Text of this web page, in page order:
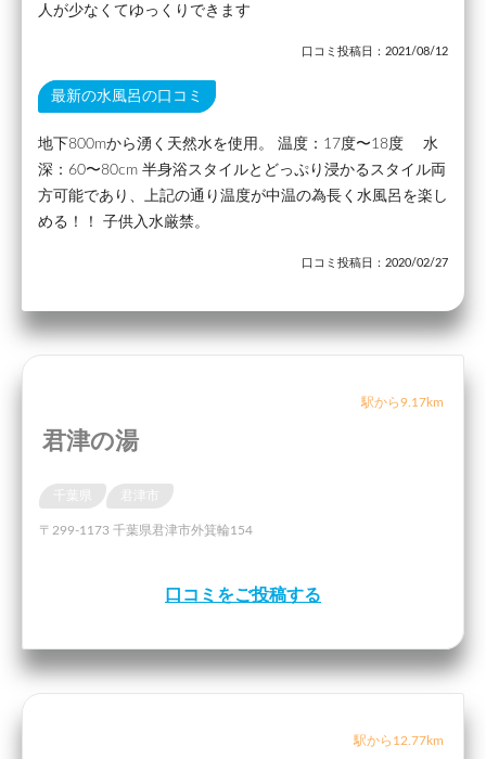
人が少なくてゆっくりできます
口コミ投稿日：2021/08/12
最新の水風呂の口コミ
地下800mから湧く天然水を使用。 温度：17度〜18度 水
深：60〜80cm 半身浴スタイルとどっぷり浸かるスタイル両
方可能であり、上記の通り温度が中温の為長く水風呂を楽し
める！！ 子供入水厳禁。
口コミ投稿日：2020/02/27
駅から9.17km
君津の湯
千葉県
〒299-1173 千葉県君津市外箕輪154
口コミをご投稿する
駅から12.77km